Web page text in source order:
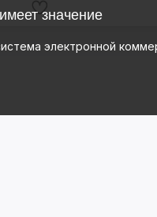
значение
электронной